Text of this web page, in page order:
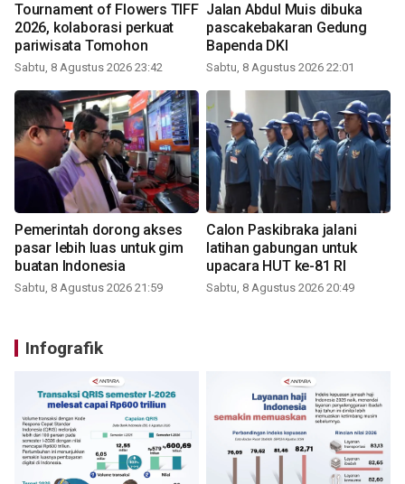
Tournament of Flowers TIFF
2026, kolaborasi perkuat
pariwisata Tomohon
Sabtu, 8 Agustus 2026 23:42
Jalan Abdul Muis dibuka
pascakebakaran Gedung
Bapenda DKI
Sabtu, 8 Agustus 2026 22:01
Pemerintah dorong akses
pasar lebih luas untuk gim
buatan Indonesia
Sabtu, 8 Agustus 2026 21:59
Calon Paskibraka jalani
latihan gabungan untuk
upacara HUT ke-81 RI
Sabtu, 8 Agustus 2026 20:49
Infografik